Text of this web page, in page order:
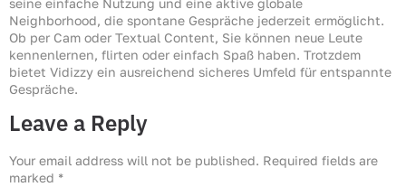
Neighborhood, die spontane Gespräche jederzeit ermöglicht.
Ob per Cam oder Textual Content, Sie können neue Leute
kennenlernen, flirten oder einfach Spaß haben. Trotzdem
bietet Vidizzy ein ausreichend sicheres Umfeld für entspannte
Gespräche.
Leave a Reply
Your email address will not be published. Required fields are
marked *